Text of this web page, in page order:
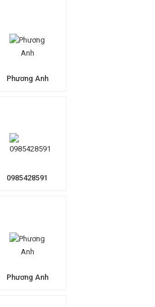
Phương Anh
0985428591
Phương Anh